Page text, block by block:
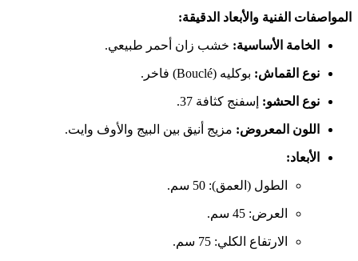
المواصفات الفنية والأبعاد الدقيقة:
الخامة الأساسية: خشب زان أحمر طبيعي.
نوع القماش: بوكليه (Bouclé) فاخر.
نوع الحشو: إسفنج كثافة 37.
اللون المعروض: مزيج أنيق بين البيج والأوف وايت.
الأبعاد:
الطول (العمق): 50 سم.
العرض: 45 سم.
الارتفاع الكلي: 75 سم.